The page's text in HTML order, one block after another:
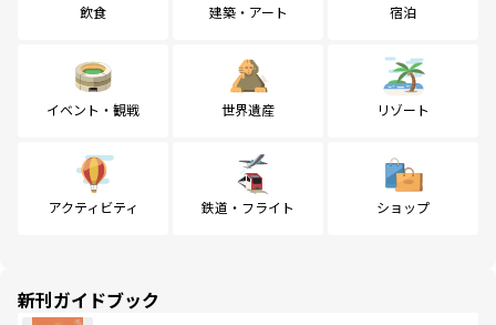
飲食 建築・アート 宿泊
イベント・観戦 世界遺産 リゾート
アクティビティ 鉄道・フライト ショップ
新刊ガイドブック